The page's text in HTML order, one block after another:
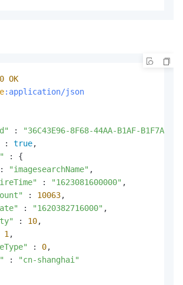
OK
:application/json
:
"36C43E96-8F68-44AA-B1AF-
: true,
: {
: "imagesearchName" ,
: "1623081600000" ,
: 10063,
: "1620382716000" ,
: 10,
1 ,
: 0,
:
"cn-shanghai"